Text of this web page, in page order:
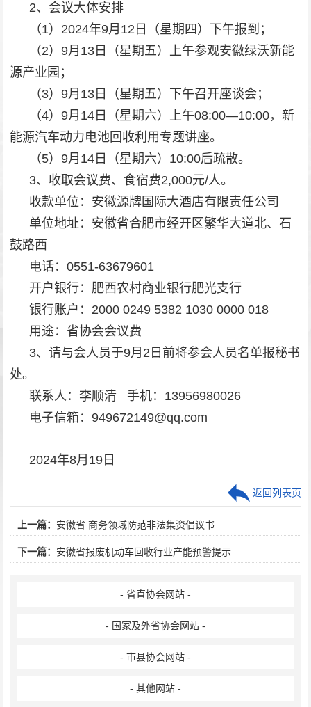
2、会议大体安排
（1）2024年9月12日（星期四）下午报到；
（2）9月13日（星期五）上午参观安徽绿沃新能
源产业园；
（3）9月13日（星期五）下午召开座谈会；
（4）9月14日（星期六）上午08:00—10:00，新
能源汽车动力电池回收利用专题讲座。
（5）9月14日（星期六）10:00后疏散。
3、收取会议费、食宿费2,000元/人。
收款单位：安徽源牌国际大酒店有限责任公司
单位地址：安徽省合肥市经开区繁华大道北、石
鼓路西
电话：0551-63679601
开户银行：肥西农村商业银行肥光支行
银行账户：2000 0249 5382 1030 0000 018
用途：省协会会议费
3、请与会人员于9月2日前将参会人员名单报秘书
处。
联系人：李顺清 手机：13956980026
电子信箱：949672149@qq.com
2024年8月19日
上一篇： 安徽省 商务领域防范非法集资倡议书
下一篇： 安徽省报废机动车回收行业产能预警提示
返回列表页
- 省直协会网站 -
- 国家及外省协会网站 -
- 市县协会网站 -
- 其他网站 -